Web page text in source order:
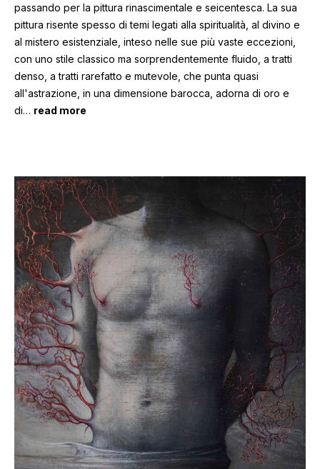
passando per la pittura rinascimentale e seicentesca. La sua
pittura risente spesso di temi legati alla spiritualità, al divino e
al mistero esistenziale, inteso nelle sue più vaste eccezioni,
con uno stile classico ma sorprendentemente fluido, a tratti
denso, a tratti rarefatto e mutevole, che punta quasi
all'astrazione, in una dimensione barocca, adorna di oro e
di… read more